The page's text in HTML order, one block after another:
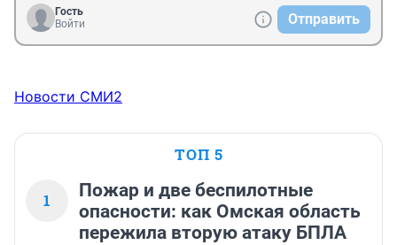
Гость
Войти
Отправить
Новости СМИ2
ТОП 5
1
Пожар и две беспилотные
опасности: как Омская область
пережила вторую атаку БПЛА